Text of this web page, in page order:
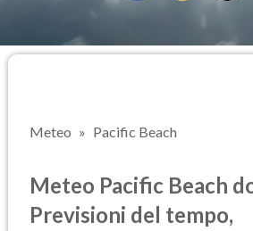
Meteo Pacific Beach
Meteo Pacific Beach
Previsioni del tempo,